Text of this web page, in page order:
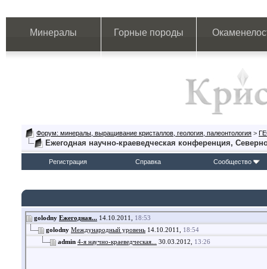
Минералы Горные породы
Форум: минералы, выращивание кристаллов, геология, палеонтология >
Ежегодная научно-краеведческая конференция,
Регистрация Справка Сообщество
golodny Ежегодная... 14.10.2011, 18:53
golodny Международный уровень 14.10.2011, 18:54
admin 4-я научно-краеведческая... 30.03.2012, 13:26